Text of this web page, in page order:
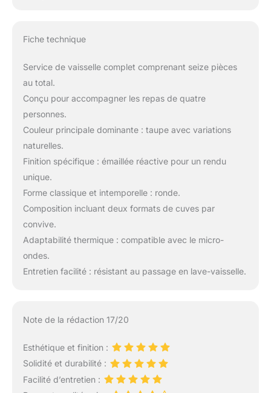
Fiche technique
Service de vaisselle complet comprenant seize pièces
au total.
Conçu pour accompagner les repas de quatre
personnes.
Couleur principale dominante : taupe avec variations
naturelles.
Finition spécifique : émaillée réactive pour un rendu
unique.
Forme classique et intemporelle : ronde.
Composition incluant deux formats de cuves par
convive.
Adaptabilité thermique : compatible avec le micro-
ondes.
Entretien facilité : résistant au passage en lave-vaisselle.
Note de la rédaction 17/20
Esthétique et finition :
Solidité et durabilité :
Facilité d’entretien :